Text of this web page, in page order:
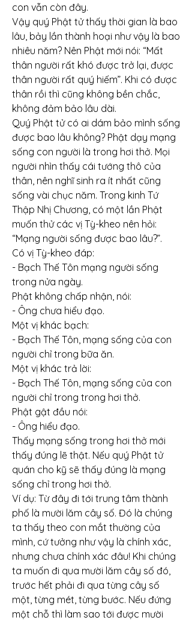
con vẫn còn đây.
Vậy quý Phật tử thấy thời gian là bao
lâu, bảy lần thành hoại như vậy là bao
nhiêu năm? Nên Phật mới nói: “Mất
thân người rất khó được trở lại, được
thân người rất quý hiếm”. Khi có được
thân rồi thì cũng không bền chắc,
không đảm bảo lâu dài.
Quý Phật tử có ai dám bảo mình sống
được bao lâu không? Phật dạy mạng
sống con người là trong hơi thở. Mọi
người nhìn thấy cái tướng thô của
thân, nên nghĩ sinh ra ít nhất cũng
sống vài chục năm. Trong kinh Tứ
Thập Nhị Chương, có một lần Phật
muốn thử các vị Tỳ-kheo nên hỏi:
“Mạng người sống được bao lâu?”.
Có vị Tỳ-kheo đáp:
- Bạch Thế Tôn mạng người sống
trong nửa ngày.
Phật không chấp nhận, nói:
- Ông chưa hiểu đạo.
Một vị khác bạch:
- Bạch Thế Tôn, mạng sống của con
người chỉ trong bữa ăn.
Một vị khác trả lời:
- Bạch Thế Tôn, mạng sống của con
người chỉ trong trong hơi thở.
Phật gật đầu nói:
- Ông hiểu đạo.
Thấy mạng sống trong hơi thở mới
thấy đúng lẽ thật. Nếu quý Phật tử
quán cho kỹ sẽ thấy đúng là mạng
sống chỉ trong hơi thở.
Ví dụ: Từ đây đi tới trung tâm thành
phố là mười lăm cây số. Đó là chúng
ta thấy theo con mắt thường của
mình, cứ tưởng như vậy là chính xác,
nhưng chưa chính xác đâu! Khi chúng
ta muốn đi qua mười lăm cây số đó,
trước hết phải đi qua từng cây số
một, từng mét, từng bước. Nếu đứng
một chỗ thì làm sao tới được mười